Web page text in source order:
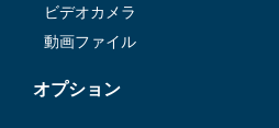
ビデオカメラ
動画ファイル
オプション